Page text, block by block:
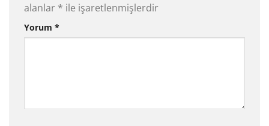
alanlar * ile işaretlenmişlerdir
Yorum *